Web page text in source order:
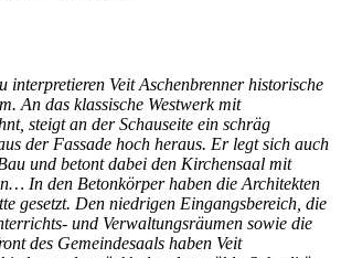
interpretieren Veit Aschenbrenner historische
An das klassische Westwerk mit
steigt an der Schauseite ein schräg
der Fassade hoch heraus. Er legt sich auch
und betont dabei den Kirchensaal mit
In den Betonkörper haben die Architekten
gesetzt. Den niedrigen Eingangsbereich, die
und Verwaltungsräumen sowie die
des Gemeindesaals haben Veit